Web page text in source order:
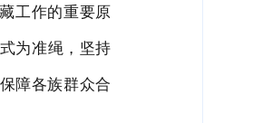
工作的重要原
为准绳，坚持
障各族群众合